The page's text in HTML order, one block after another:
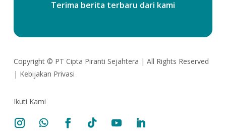
Terima berita terbaru dari kami
Copyright © PT Cipta Piranti Sejahtera | All Rights Reserved
| Kebijakan Privasi
Ikuti Kami